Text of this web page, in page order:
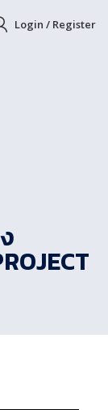
Login / Register